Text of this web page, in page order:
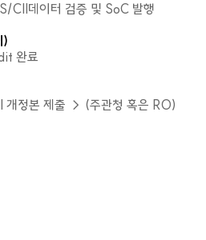
CII데이터 검증 및 SoC 발행
)
완료
개정본 제출 → (주관청 혹은 RO)